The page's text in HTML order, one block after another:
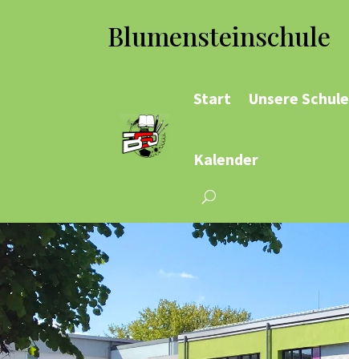
Blumensteinschule
Start Unsere Schule
Kalender